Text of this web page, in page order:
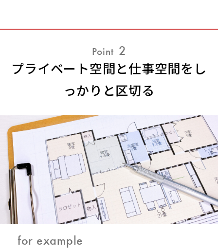
Point 2
プライベート空間と仕事空間をし
っかりと区切る
for example